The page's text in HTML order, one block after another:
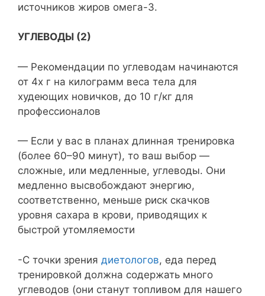
источников жиров омега-3.
УГЛЕВОДЫ (2)
— Рекомендации по углеводам начинаются
от 4х г на килограмм веса тела для
худеющих новичков, до 10 г/кг для
профессионалов
— Если у вас в планах длинная тренировка
(более 60–90 минут), то ваш выбор —
сложные, или медленные, углеводы. Они
медленно высвобождают энергию,
соответственно, меньше риск скачков
уровня сахара в крови, приводящих к
быстрой утомляемости
-С точки зрения диетологов, еда перед
тренировкой должна содержать много
углеводов (они станут топливом для нашего